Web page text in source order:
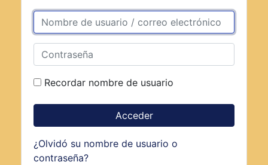
Nombre de usuario / correo electrónico
Contraseña
Recordar nombre de usuario
Acceder
¿Olvidó su nombre de usuario o
contraseña?